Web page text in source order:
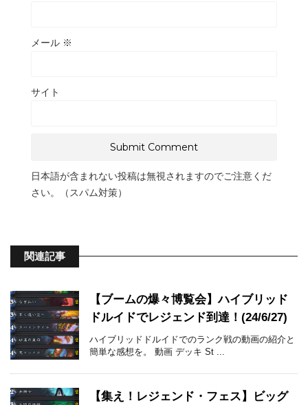
メール ※
サイト
日本語が含まれない投稿は無視されますのでご注意くだ
さい。（スパム対策）
関連記事
【ブームの爆々博覧会】ハイブリッド
ドルイドでレジェンド到達！(24/6/27)
ハイブリッドドルイドでのランク戦の動画の紹介と
簡単な感想を。 動画 デッキ St ...
【集え！レジェンド・フェス】ビッグ